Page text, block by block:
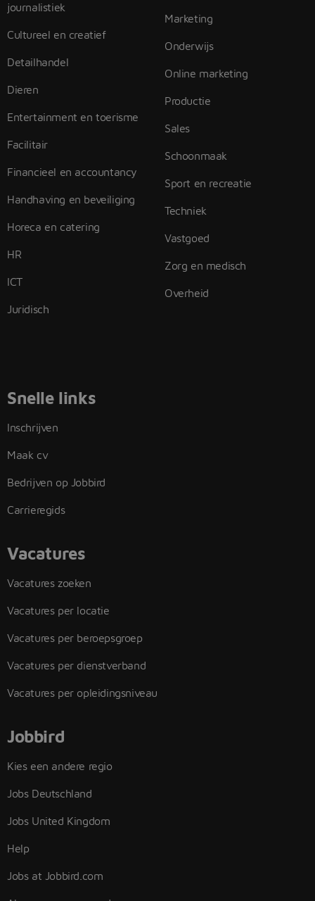
journalistiek
Cultureel en creatief
Detailhandel
Dieren
Entertainment en toerisme
Facilitair
Financieel en accountancy
Handhaving en beveiliging
Horeca en catering
HR
ICT
Juridisch
Marketing
Onderwijs
Online marketing
Productie
Sales
Schoonmaak
Sport en recreatie
Techniek
Vastgoed
Zorg en medisch
Overheid
Snelle links
Inschrijven
Maak cv
Bedrijven op Jobbird
Carrieregids
Vacatures
Vacatures zoeken
Vacatures per locatie
Vacatures per beroepsgroep
Vacatures per dienstverband
Vacatures per opleidingsniveau
Jobbird
Kies een andere regio
Jobs Deutschland
Jobs United Kingdom
Help
Jobs at Jobbird.com